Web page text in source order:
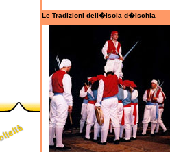
Le Tradizioni dell�isola d�Ischia